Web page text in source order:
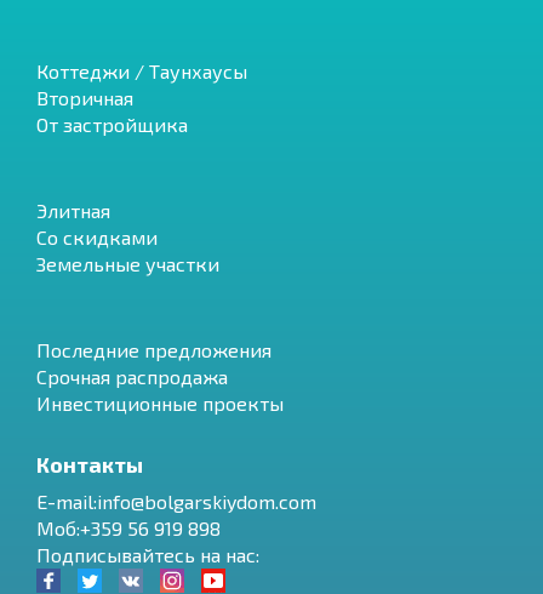
Коттеджи / Таунхаусы
Вторичная
От застройщика
Элитная
Со скидками
Земельные участки
Последние предложения
Срочная распродажа
Инвестиционные проекты
Контакты
E-mail:info@bolgarskiydom.com
Моб:+359 56 919 898
Подписывайтесь на нас: